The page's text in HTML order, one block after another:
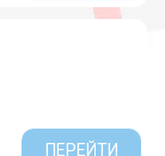
ПЕРЕЙТИ